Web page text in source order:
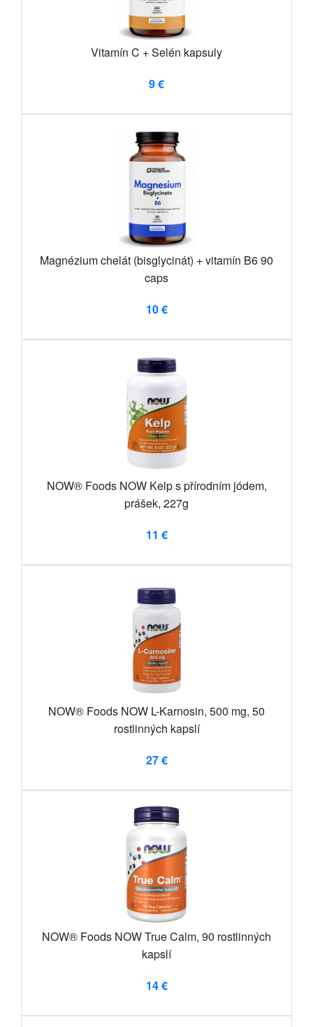
Vitamín C + Selén kapsuly
9 €
Magnézium chelát (bisglycinát) + vitamín B6 90
caps
10 €
NOW® Foods NOW Kelp s přírodním jódem,
prášek, 227g
11 €
NOW® Foods NOW L-Karnosin, 500 mg, 50
rostlinných kapslí
27 €
NOW® Foods NOW True Calm, 90 rostlinných
kapslí
14 €